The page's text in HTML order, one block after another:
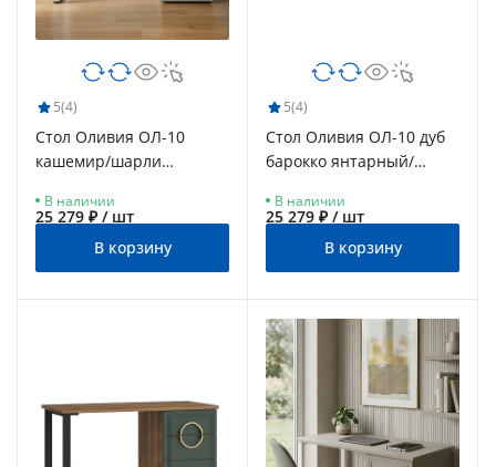
5(4)
Стол Оливия ОЛ-10
кашемир/шарли
В наличии
25 279 ₽ / шт
В корзину
5(4)
Стол Оливия ОЛ-10 дуб
барокко янтарный/
В наличии
25 279 ₽ / шт
В корзину